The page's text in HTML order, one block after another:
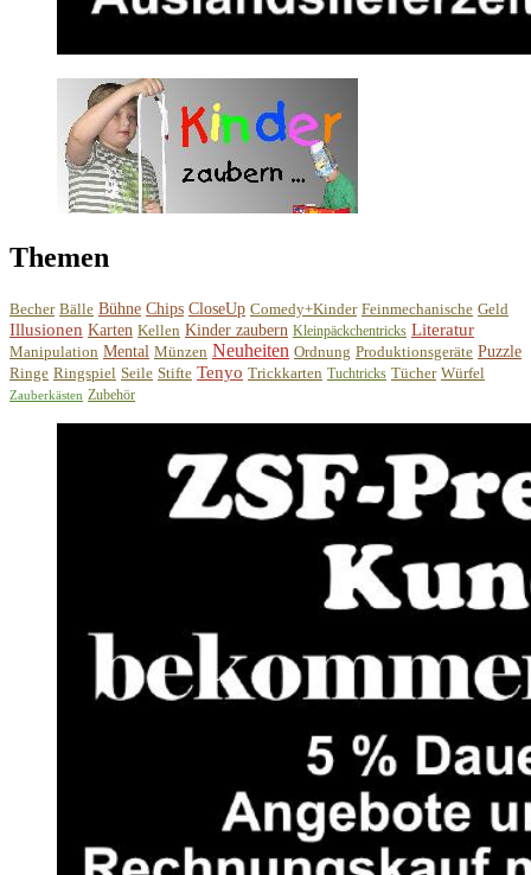
Themen
Becher Bälle Bühne Chips CloseUp Comedy+Kinder Feinmechanische Geld
Illusionen Karten Kellen Kinder zaubern Kleinpäckchentricks Literatur
Manipulation Mental Münzen Neuheiten Ordnung Produktionsgeräte Puzzle
Ringe Ringspiel Seile Stifte Tenyo Trickkarten Tuchtricks Tücher Würfel
Zauberkästen Zubehör